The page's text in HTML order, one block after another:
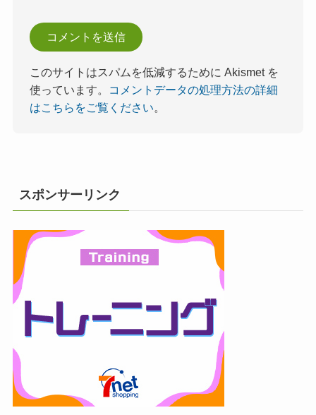
このサイトはスパムを低減するために Akismet を
使っています。
コメントデータの処理方法の詳細
はこちらをご覧ください
スポンサーリンク